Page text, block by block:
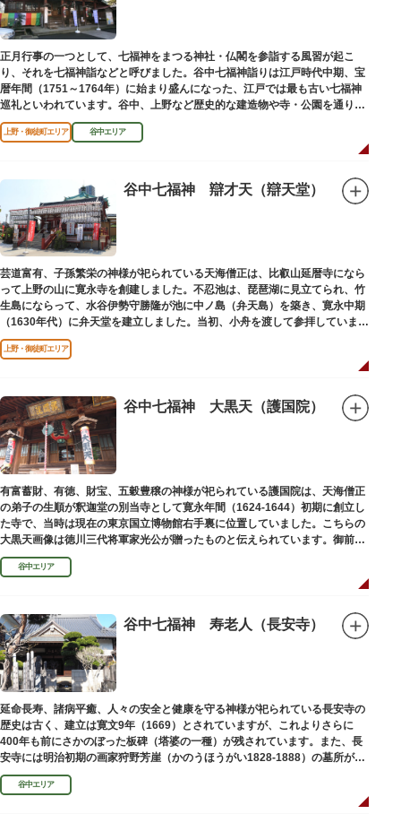
正月行事の一つとして、七福神をまつる神社・仏閣を参詣する風習が起こ
り、それを七福神詣などと呼びました。谷中七福神詣りは江戸時代中期、宝
暦年間（1751～1764年）に始まり盛んになった、江戸では最も古い七福神
巡礼といわれています。谷中、上野など歴史的な建造物や寺・公園を通りな
がら、ゆっくりと一日散策が楽しめるコースになっています。
上野・御徒町エリア 谷中エリア
谷中七福神 辯才天（辯天堂）
芸道富有、子孫繁栄の神様が祀られている天海僧正は、比叡山延暦寺になら
って上野の山に寛永寺を創建しました。不忍池は、琵琶湖に見立てられ、竹
生島にならって、水谷伊勢守勝隆が池に中ノ島（弁天島）を築き、寛永中期
（1630年代）に弁天堂を建立しました。当初、小舟を渡して参拝していまし
たが、後に橋が架けられました。
上野・御徒町エリア
谷中七福神 大黒天（護国院）
有富蓄財、有徳、財宝、五穀豊穣の神様が祀られている護国院は、天海僧正
の弟子の生順が釈迦堂の別当寺として寛永年間（1624-1644）初期に創立し
た寺で、当時は現在の東京国立博物館右手裏に位置していました。こちらの
大黒天画像は徳川三代将軍家光公が贈ったものと伝えられています。御前立
の大黒天木像は台東区文化財に指定されています。
谷中エリア
谷中七福神 寿老人（長安寺）
延命長寿、諸病平癒、人々の安全と健康を守る神様が祀られている長安寺の
歴史は古く、建立は寛文9年（1669）とされていますが、これよりさらに
400年も前にさかのぼった板碑（塔婆の一種）が残されています。また、長
安寺には明治初期の画家狩野芳崖（かのうほうがい1828-1888）の墓所があ
ります。
谷中エリア